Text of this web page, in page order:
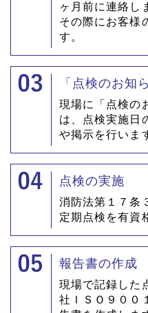
ヶ月前に連絡し
その際にお客様
す。
「点検のお知
現場に「点検の
は、点検実施日
や掲示を行いま
点検の実施
消防法第１７条
定期点検を有資
報告書の作成
現場で記録した
社ＩＳＯ９００